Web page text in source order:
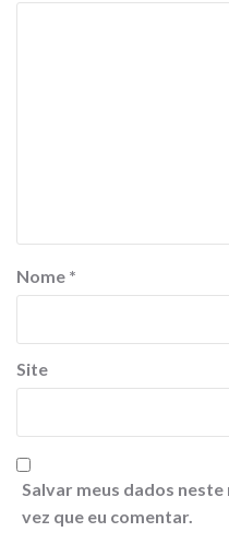
Nome *
Site
Salvar meus dados
vez que eu comentar.